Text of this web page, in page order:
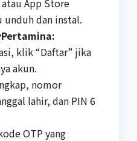
App Store
dan instal.
klik “Daftar” jika
akun.
nomor
lahir, dan PIN 6
OTP yang